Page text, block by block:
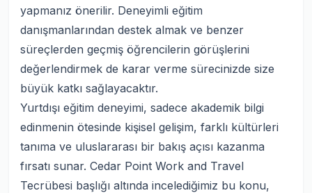
yapmanız önerilir. Deneyimli eğitim
danışmanlarından destek almak ve benzer
süreçlerden geçmiş öğrencilerin görüşlerini
değerlendirmek de karar verme sürecinizde size
büyük katkı sağlayacaktır.
Yurtdışı eğitim deneyimi, sadece akademik bilgi
edinmenin ötesinde kişisel gelişim, farklı kültürleri
tanıma ve uluslararası bir bakış açısı kazanma
fırsatı sunar. Cedar Point Work and Travel
Tecrübesi başlığı altında incelediğimiz bu konu,